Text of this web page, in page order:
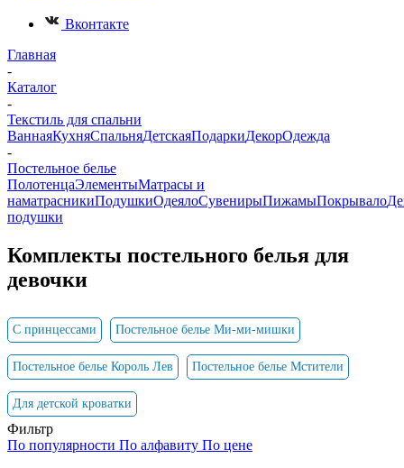
Вконтакте
Главная
-
Каталог
-
Текстиль для спальни
ВаннаяКухняСпальняДетскаяПодаркиДекорОдежда
-
Постельное белье
ПолотенцаЭлементыМатрасы и
наматрасникиПодушкиОдеялоСувенирыПижамыПокрывало
подушки
Комплекты постельного белья для
девочки
С принцессами Постельное белье Ми-ми-мишки
Постельное белье Король Лев Постельное белье Мстители
Для детской кроватки
Фильтр
По популярности По алфавиту По цене